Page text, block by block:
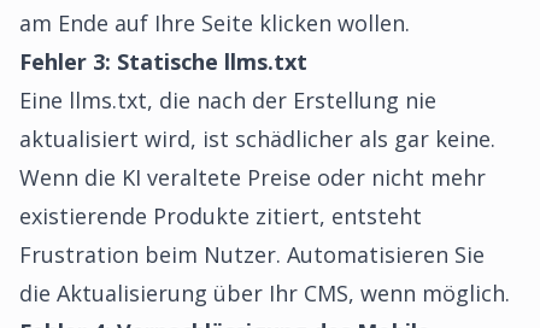
am Ende auf Ihre Seite klicken wollen.
Fehler 3: Statische llms.txt
Eine llms.txt, die nach der Erstellung nie
aktualisiert wird, ist schädlicher als gar keine.
Wenn die KI veraltete Preise oder nicht mehr
existierende Produkte zitiert, entsteht
Frustration beim Nutzer. Automatisieren Sie
die Aktualisierung über Ihr CMS, wenn möglich.